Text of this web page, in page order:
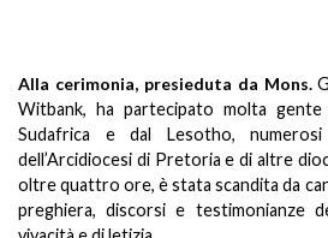
Alla cerimonia, presieduta da Mons.
Witbank, ha partecipato molta
Sudafrica e dal Lesotho,
dell’Arcidiocesi di Pretoria e di altre
oltre quattro ore, è stata scandita da
preghiera, discorsi e testimonianze